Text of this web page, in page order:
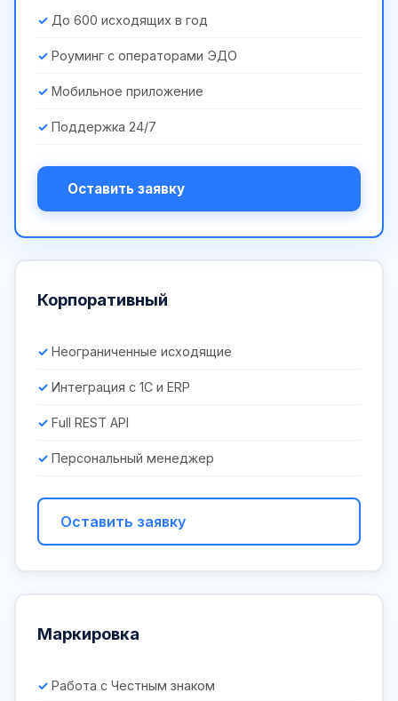
До 600 исходящих в год
Роуминг с операторами ЭДО
Мобильное приложение
Поддержка 24/7
Оставить заявку
Корпоративный
Неограниченные исходящие
Интеграция с 1С и ERP
Full REST API
Персональный менеджер
Оставить заявку
Маркировка
Работа с Честным знаком